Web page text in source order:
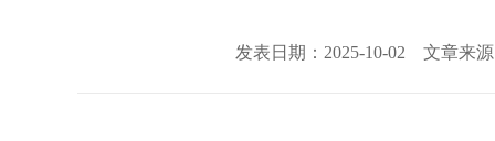
发表日期：2025-10-02 文章来